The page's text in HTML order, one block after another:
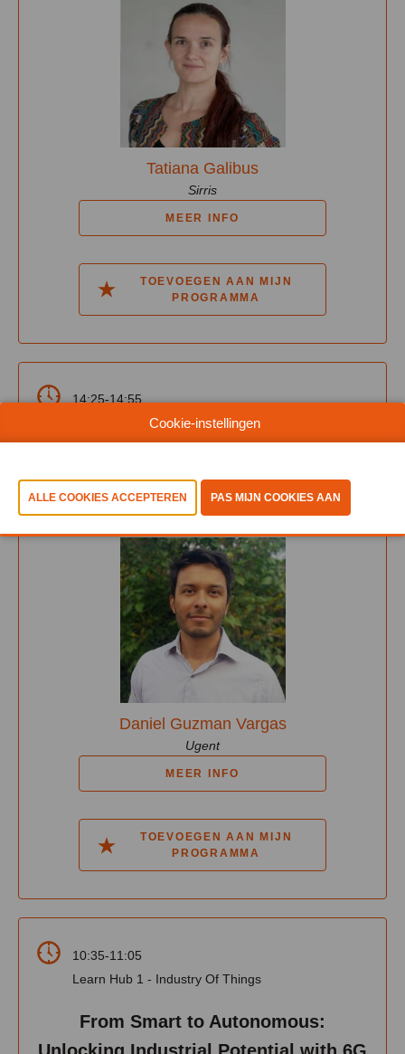
Tatiana Galibus
Sirris
MEER INFO
TOEVOEGEN AAN MIJN
PROGRAMMA
14:25-14:55
Learn Hub 2 - Intelligence Of Things
Context, Quality and Knowledge
Daniel Guzman Vargas
Ugent
MEER INFO
TOEVOEGEN AAN MIJN
PROGRAMMA
10:35-11:05
Learn Hub 1 - Industry Of Things
From Smart to Autonomous:
Cookie-instellingen